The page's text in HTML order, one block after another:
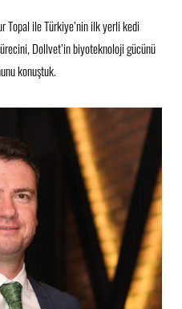
Topal ile Türkiye’nin ilk yerli kedi
Dollvet’in biyoteknoloji gücünü
konuştuk.